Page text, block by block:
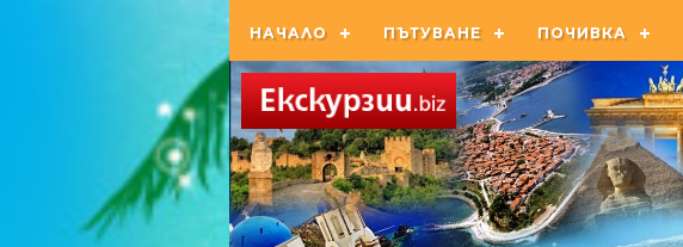
НАЧАЛО ПЪТУВАНЕ ПОЧИВКА